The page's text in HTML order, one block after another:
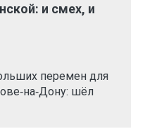
и смех, и
перемен для
шёл